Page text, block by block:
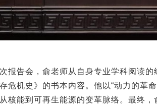
报告会，俞老师从自身专业学科阅读
危机史》的书本内容。他以“动力的革
核能到可再生能源的变革脉络。最终